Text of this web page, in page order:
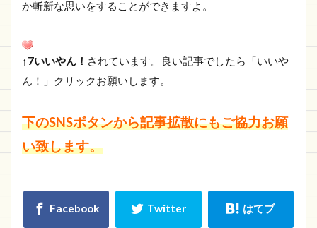
か斬新な思いをすることができますよ。
↑7いいやん！ されています。良い記事でしたら「いいや
ん！」クリックお願いします。
下のSNSボタンから記事拡散にもご協力お願
い致します。